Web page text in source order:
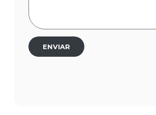
ENVIAR